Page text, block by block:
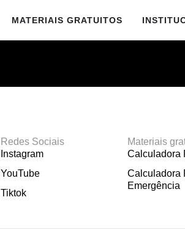
MATERIAIS GRATUITOS
Redes Sociais
Instagram
YouTube
Tiktok
Materiais
Calculadora
Calculadora
Emergência